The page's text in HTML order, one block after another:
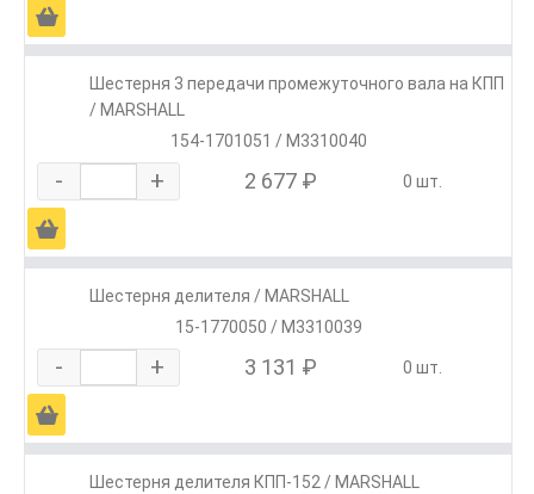
Ä
Шестерня 3 передачи промежуточного вала на КПП
/ MARSHALL
154-1701051 / M3310040
- + 2 677 ₽ 0 шт.
Ä
Шестерня делителя / MARSHALL
15-1770050 / M3310039
- + 3 131 ₽ 0 шт.
Ä
Шестерня делителя КПП-152 / MARSHALL